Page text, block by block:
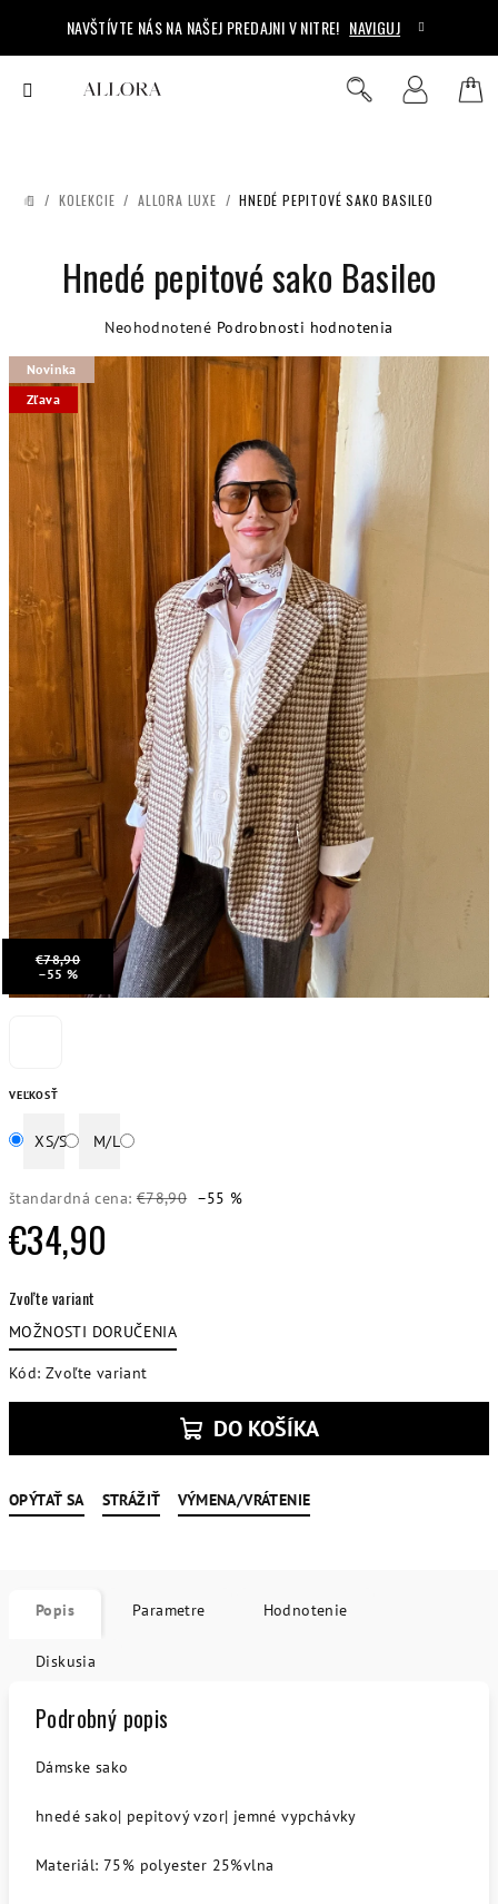
obsah
NAVŠTÍVTE NÁS NA NAŠEJ PREDAJNI V NITRE! NAVIGUJ
DOMOV
/ KOLEKCIE / ALLORA LUXE / HNEDÉ PEPITOVÉ SAKO BASILEO
VEĽKOSŤ
XS/S M/L
štandardná cena: €78,90 –55 %
€34,90
cena:
Zvoľte variant
MOŽNOSTI DORUČENIA
Kód: Zvoľte variant
DO KOŠÍKA
OPÝTAŤ SA STRÁŽIŤ VÝMENA/VRÁTENIE
Hnedé pepitové sako Basileo
Priemerné
produktu
hviezdičiek.
Neohodnotené Podrobnosti hodnotenia
Novinka
Zľava
€78,90
–55 %
Popis Parametre Hodnotenie
Diskusia
Podrobný popis
Dámske sako
hnedé sako| pepitový vzor| jemné vypchávky
Materiál: 75% polyester 25%vlna